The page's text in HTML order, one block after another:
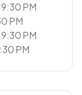
PM
PM
PM
PM